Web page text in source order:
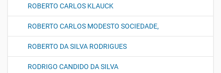
ROBERTO CARLOS KLAUCK
ROBERTO CARLOS MODESTO SOCIEDADE,
ROBERTO DA SILVA RODRIGUES
RODRIGO CANDIDO DA SILVA